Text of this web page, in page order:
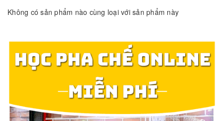
Không có sản phẩm nào cùng loại với sản phẩm này